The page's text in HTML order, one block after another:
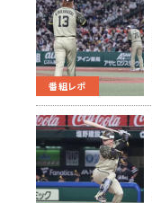
番組レポ